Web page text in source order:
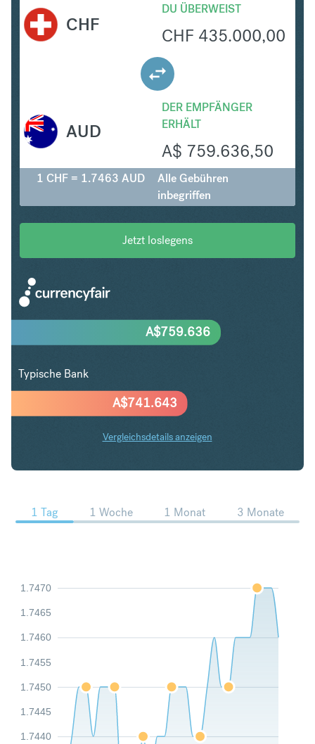
CHF
DU ÜBERWEIST
CHF 435.000,00
DER EMPFÄNGER
ERHÄLT
A$ 759.636,50
AUD
1 CHF = 1.7463 AUD
Alle Gebühren
inbegriffen
Jetzt loslegens
A$741.643
A$759.636
Typische Bank
Vergleichsdetails anzeigen
CHF in AUD Trends
1 Tag 1 Woche 1 Monat 3 Monate
1.7440
1.7445
1.7450
1.7455
1.7460
1.7465
1.7470